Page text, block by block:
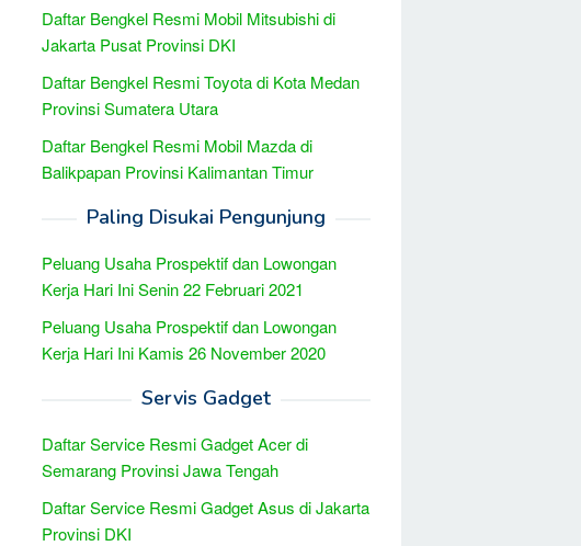
Daftar Bengkel Resmi Mobil Mitsubishi di
Jakarta Pusat Provinsi DKI
Daftar Bengkel Resmi Toyota di Kota Medan
Provinsi Sumatera Utara
Daftar Bengkel Resmi Mobil Mazda di
Balikpapan Provinsi Kalimantan Timur
Paling Disukai Pengunjung
Peluang Usaha Prospektif dan Lowongan
Kerja Hari Ini Senin 22 Februari 2021
Peluang Usaha Prospektif dan Lowongan
Kerja Hari Ini Kamis 26 November 2020
Servis Gadget
Daftar Service Resmi Gadget Acer di
Semarang Provinsi Jawa Tengah
Daftar Service Resmi Gadget Asus di Jakarta
Provinsi DKI